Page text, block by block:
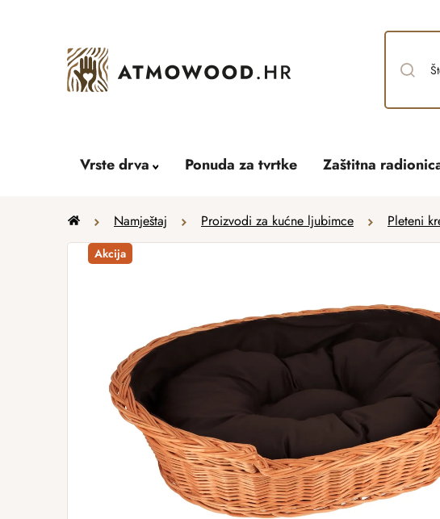
Vrste drva Ponuda za tvrtke Zaštitna
Home Namještaj Proizvodi za kućne ljubimce Pleteni
Akcija